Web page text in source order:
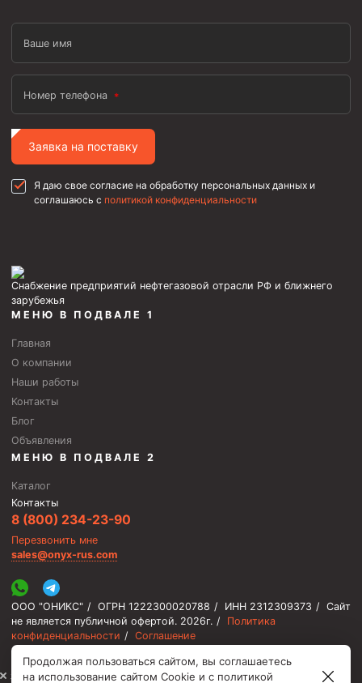
Ваше имя
Номер телефона
Заявка на поставку
Я даю свое согласие на обработку персональных данных и
соглашаюсь с политикой конфиденциальности
Снабжение предприятий нефтегазовой отрасли РФ и ближнего
зарубежья
МЕНЮ В ПОДВАЛЕ 1
Главная
О компании
Наши работы
Контакты
Блог
Объявления
МЕНЮ В ПОДВАЛЕ 2
Каталог
Контакты
8 (800) 234-23-90
Перезвонить мне
sales@onyx-rus.com
ООО "ОНИКС" / ОГРН 1222300020788 / ИНН 2312309373 / Сайт
не является публичной офертой. 2026г. /
Политика
конфиденциальности / Соглашение
⚡️ Мы онлайн, ответим быстро
Продолжая пользоваться сайтом, вы соглашаетесь
на использование сайтом Cookie и с политикой